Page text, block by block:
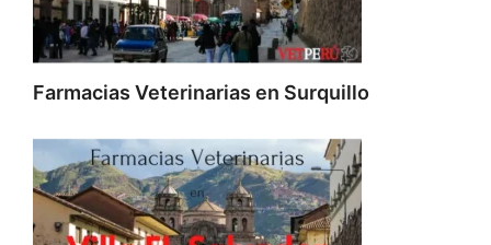
Farmacias Veterinarias en Surquillo